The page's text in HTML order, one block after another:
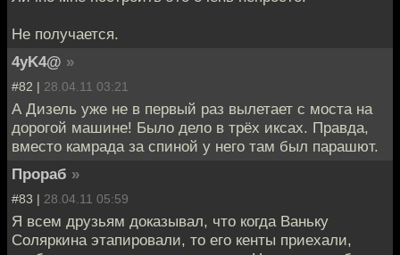
Не получается.
4yK4@ »
#82 | 28.04.11 03:21
А Дизель уже не в первый раз вылетает с моста на
дорогой машине! Было дело в трёх иксах. Правда,
вместо камрада за спиной у него там был парашют.
Прораб »
#83 | 28.04.11 05:59
Я всем друзьям доказывал, что когда Ваньку
Соляркина этапировали, то его кенты приехали,